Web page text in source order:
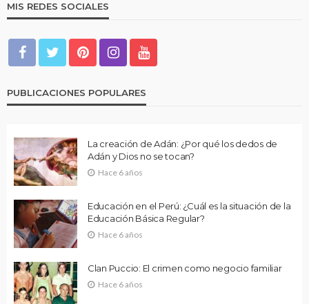
MIS REDES SOCIALES
PUBLICACIONES POPULARES
La creación de Adán: ¿Por qué los dedos de
Adán y Dios no se tocan?
Hace 6 años
Educación en el Perú: ¿Cuál es la situación de la
Educación Básica Regular?
Hace 6 años
Clan Puccio: El crimen como negocio familiar
Hace 6 años